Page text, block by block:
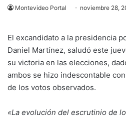
Montevideo Portal noviembre 28,
El excandidato a la presidencia
Daniel Martínez, saludó este
su victoria en las elecciones,
ambos se hizo indescontable
de los votos observados.
«La evolución del escrutinio de